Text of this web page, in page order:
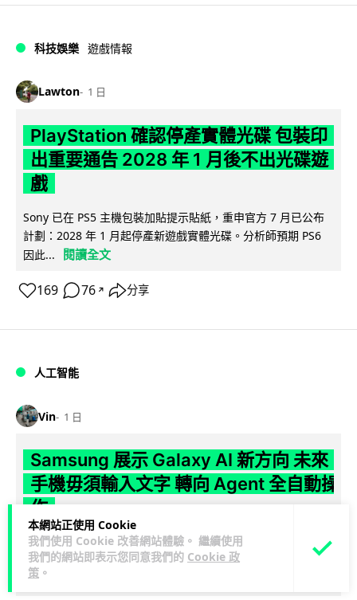
本網站正使用 Cookie
我們使用 Cookie 改善網站體驗。 繼續使用
我們的網站即表示您同意我們的 Cookie 政
策 。
科技娛樂 遊戲情報
Lawton 1 日
PlayStation 確認停產實體光碟 包裝印
出重要通告 2028 年 1 月後不出光碟遊
戲
Sony 已在 PS5 主機包裝加貼提示貼紙，重申官方 7 月已公布
計劃：2028 年 1 月起停產新遊戲實體光碟。分析師預期 PS6
因此...
閱讀全文
169 76 ↗ 分享
人工智能
Vin 1 日
Samsung 展示 Galaxy AI 新方向 未來
手機毋須輸入文字 轉向 Agent 全自動操
作
Samsung 電子 MX 部門顧客體驗辦公室主管兼副總裁 Jay Kim
表示，品牌正推動 Galaxy AI 邁向全自動化 Agent...
閱讀全
文